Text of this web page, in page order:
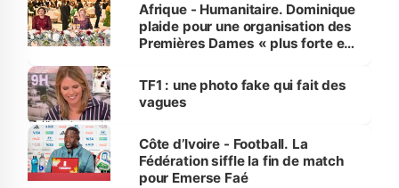
Afrique - Humanitaire. Dominique
plaide pour une organisation des
Premières Dames « plus forte et
sur la scène internationale »
TF1 : une photo fake qui fait des
vagues
Côte d’Ivoire - Football. La
Fédération siffle la fin de match
pour Emerse Faé